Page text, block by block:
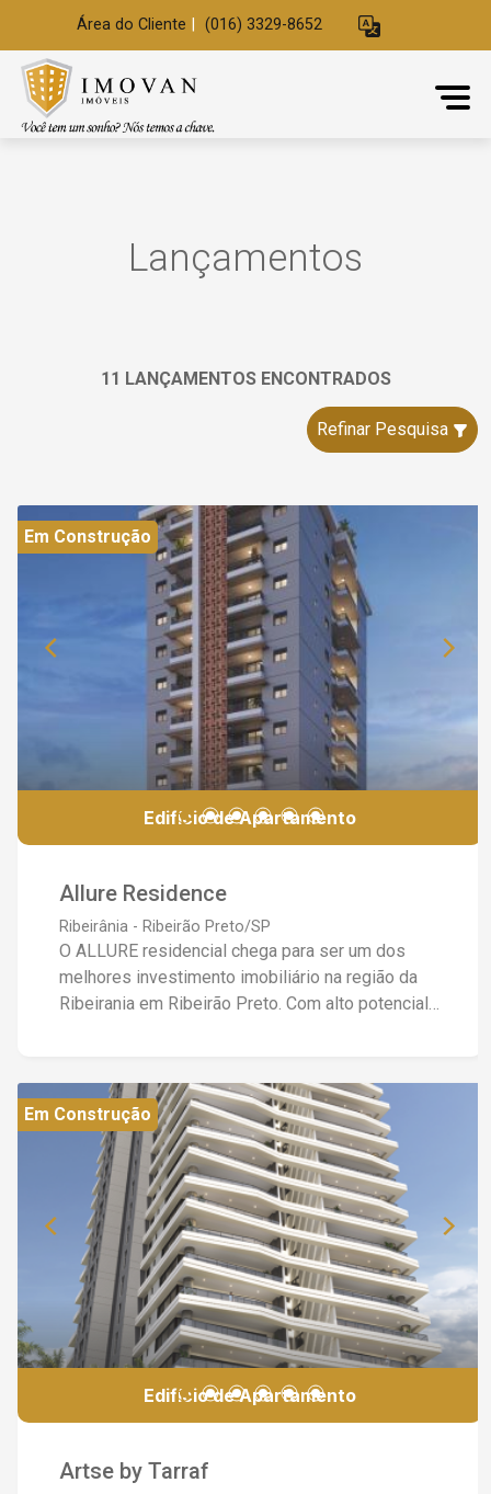
Área do Cliente (016) 3329-8652
Lançamentos
11 LANÇAMENTOS ENCONTRADOS
Refinar Pesquisa
Em Construção
Edifício de Apartamento
Allure Residence
Ribeirânia - Ribeirão Preto/SP
O ALLURE residencial chega para ser um dos
melhores investimento imobiliário na região da
Ribeirania em Ribeirão Preto. Com alto potencial
empreendimento consolida o equilíbrio perfeito
para oferecer a você o melhor investimento e
qualidade de vida. O projeto integra diversas
opções de automação residencial nas áreas
privativas, alto padrão de acabamento, e um lazer
completo, que inclui um Rooftop-Spa com
jacuzzi, sauna, espaço gourmet e academia com
uma vista panorâmica, além de um espaço
coworking incrível no hall de entrada - A perfeita
união de conforto, saúde, trabalho e bem-estar.
Apartamentos de 2 Dormitórios sendo 1 suíte
com 63,16m² Valores a partir de R$ 465.000,00
(sujeito a alterações conforme tabela da
construtora)
Em Construção
Edifício de Apartamento
Artse by Tarraf